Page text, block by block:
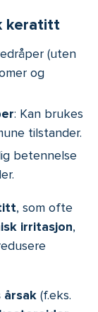
keratitt
(uten
og
: Kan brukes
tilstander.
betennelse
, som ofte
irritasjon,
årsak (f.eks.